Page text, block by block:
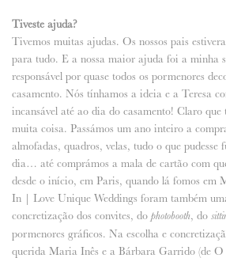
Tiveste ajuda?
Tivemos muitas ajudas. Os nossos pais
para tudo. E a nossa maior ajuda foi a minha
responsável por quase todos os pormenores
casamento. Nós tínhamos a ideia e a Teresa
incansável até ao dia do casamento! Claro que
muita coisa. Passámos um ano inteiro a
almofadas, quadros, velas, tudo o que pudesse
dia… até comprámos a mala de cartão com
desde o início, em Paris, quando lá fomos em
In | Love Unique Weddings foram também
concretização dos convites, do photobooth, do
pormenores gráficos. Na escolha e
querida Maria Inês e a Bárbara Garrido (de O